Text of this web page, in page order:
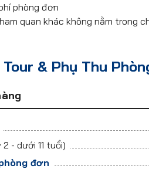
phòng đơn
quan khác không nằm trong
Tour & Phụ Thu
- dưới 11 tuổi)
đơn